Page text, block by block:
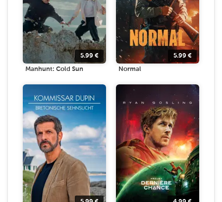
5.99 €
Manhunt: Cold Sun
5.99 €
Normal